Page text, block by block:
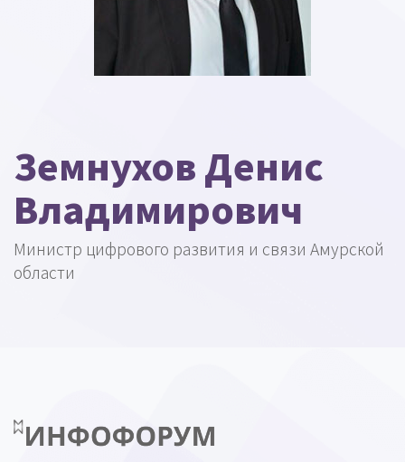
Земнухов Денис
Владимирович
Министр цифрового развития и связи Амурской
области